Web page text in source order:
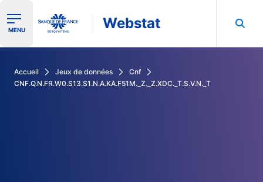
Ouvrir le menu de navigation
MENU Webstat
Accueil Jeux de données
Cnf
CNF.Q.N.FR.W0.S13.S1.N.A.KA.F51M._Z._Z.XDC._T.S.V.N._T